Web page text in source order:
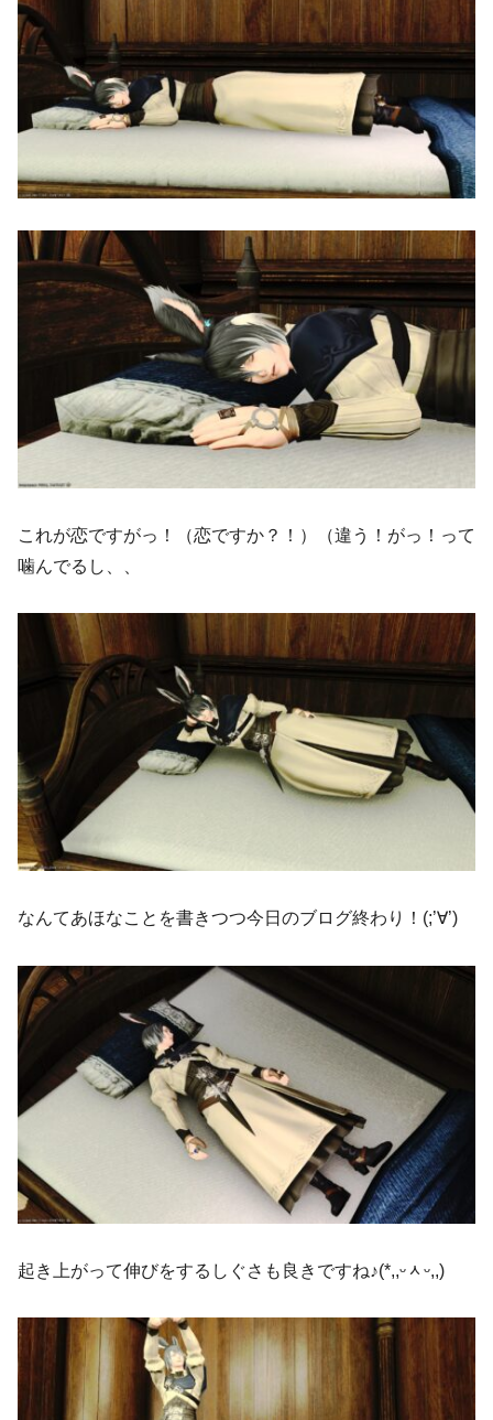
これが恋ですがっ！（恋ですか？！）（違う！がっ！って
噛んでるし、、
なんてあほなことを書きつつ今日のブログ終わり！(;’∀’)
起き上がって伸びをするしぐさも良きですね♪(*,,ᵕᆺᵕ,,)